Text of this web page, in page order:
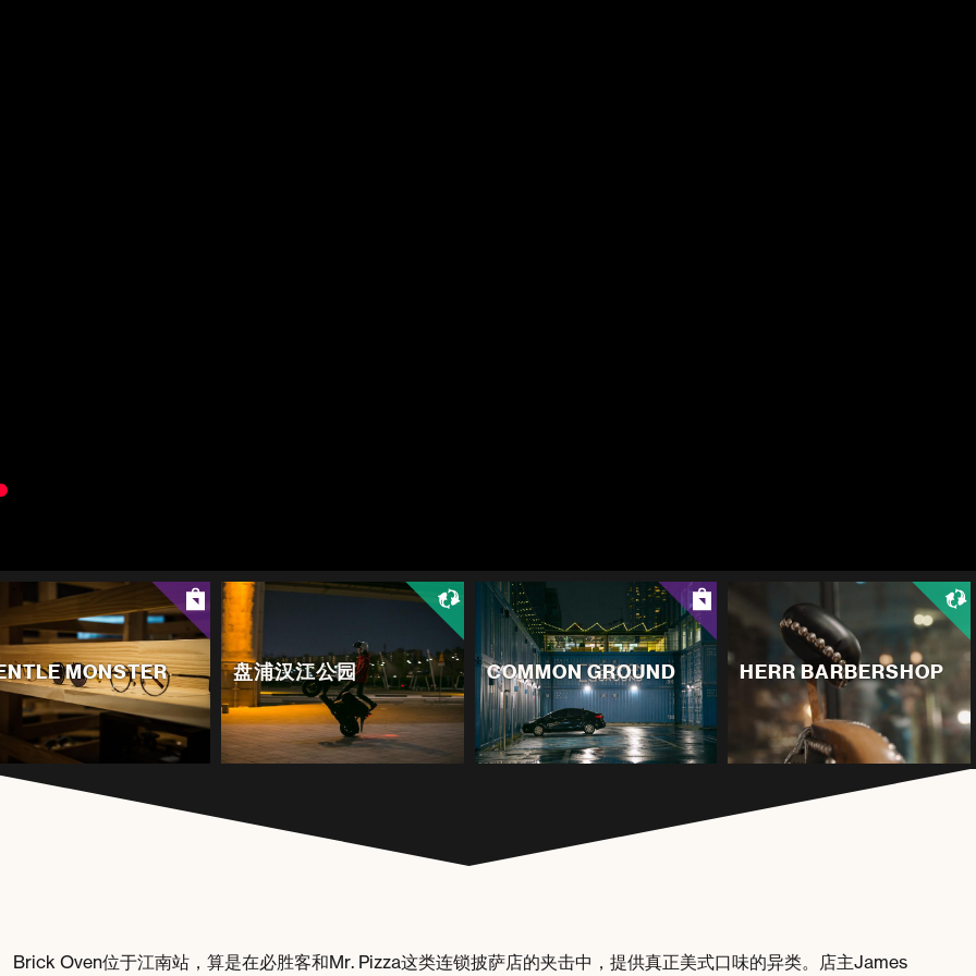
MONSTER 盘浦汉江公园 COMMON GROUND HERR BARBERSHOP
Brick Oven位于江南站，算是在必胜客和Mr. Pizza这类连锁披萨店的夹击中，提供真正美式口味的异类。店主James